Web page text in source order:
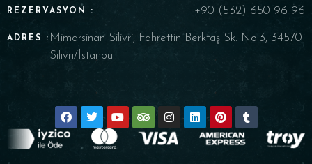
REZERVASYON : +90 (532) 650 96 96
ADRES : Mimarsinan Silivri, Fahrettin Berktaş Sk. No:3, 34570
Silivri/İstanbul